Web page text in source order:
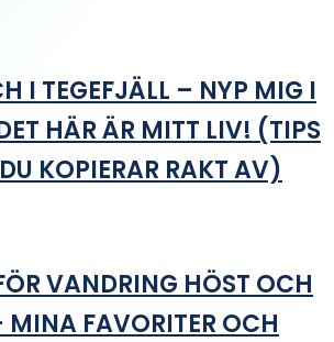
I TEGEFJÄLL – NYP MIG I
HÄR ÄR MITT LIV! (TIPS
KOPIERAR RAKT AV)
VANDRING HÖST OCH
MINA FAVORITER OCH